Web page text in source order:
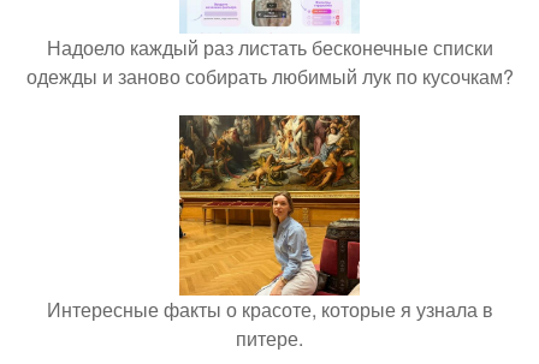
Надоело каждый раз листать бесконечные списки
одежды и заново собирать любимый лук по кусочкам?
Интересные факты о красоте, которые я узнала в
питере.